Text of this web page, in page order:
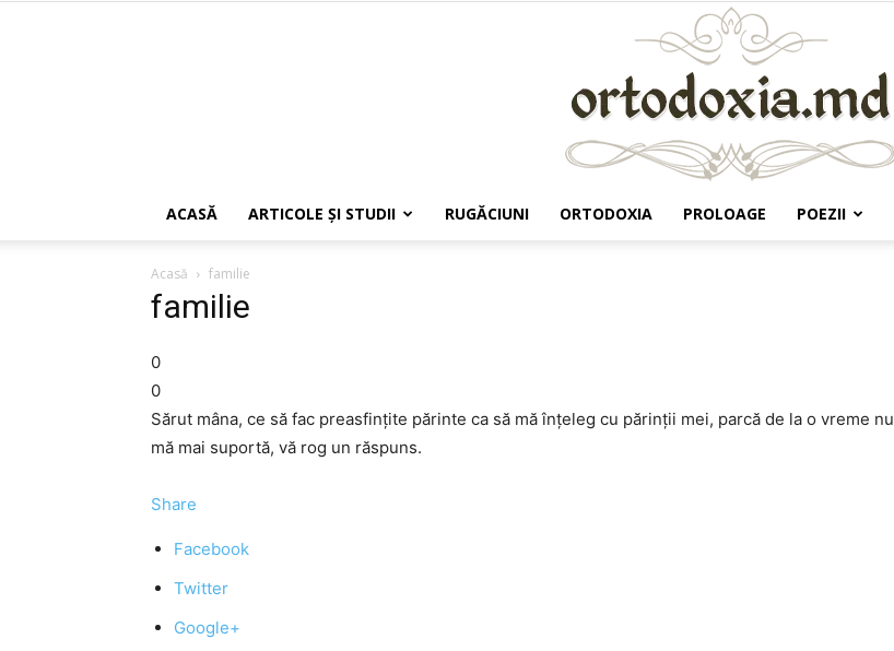
ACASĂ ARTICOLE ŞI STUDII RUGĂCIUNI ORTODOXIA PROLOAGE POEZII
Acasă familie
familie
0
0
Sărut mâna, ce să fac preasfinţite părinte ca să mă înţeleg cu părinţii mei, parcă de la o vreme nu
mă mai suportă, vă rog un răspuns.
Share
Facebook
Twitter
Google+